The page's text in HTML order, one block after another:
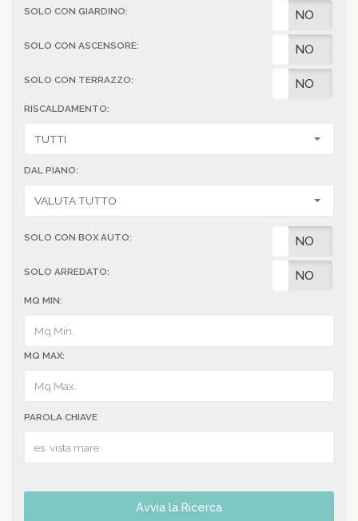
SOLO CON GIARDINO: NO
SOLO CON ASCENSORE: NO
SOLO CON TERRAZZO: NO
RISCALDAMENTO:
DAL PIANO:
SOLO CON BOX AUTO: NO
SOLO ARREDATO: NO
MQ MIN:
MQ MAX:
PAROLA CHIAVE
Avvia la Ricerca